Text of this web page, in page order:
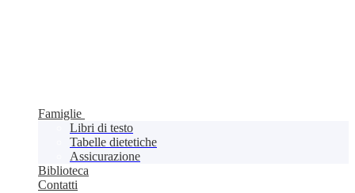
Famiglie
Libri di testo
Tabelle dietetiche
Assicurazione
Biblioteca
Contatti